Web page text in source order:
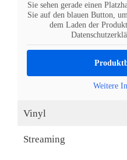
Sie sehen gerade einen
Sie auf den blauen Button,
dem Laden der
Weitere
Vinyl
Streaming